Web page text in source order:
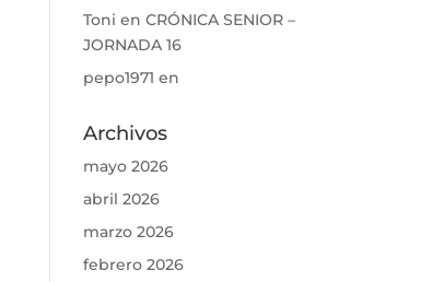
Toni enCRÓNICA SENIOR –
JORNADA 16
pepo1971 en
Archivos
mayo 2026
abril 2026
marzo 2026
febrero 2026